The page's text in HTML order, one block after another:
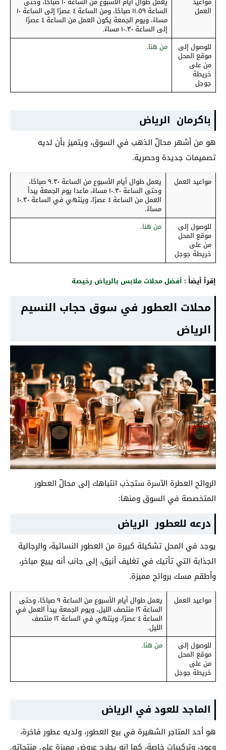
العمل الساعة ١١.٥٩ صباحًا، ومن الساعة ٤ عصرًا إلى الساعة ١٠
مساءً، ويوم الجمعة يكون العمل من الساعة ٤ عصرًا
إلى الساعة ١٠.٣٠ مساءً.
للوصول إلى
موقع المحل
من على
خريطة
جوجل
من هنا.
باكرمان الرياض
هو من أشهر محالّ الذهب في السوق، ويتميز بأن لديه
تصميمات جديدة وحصرية.
مواعيد العمل يعمل طوال أيام الأسبوع من الساعة ٩.٣٠ صباحًا،
وحتى الساعة ١٠.٣٠ مساءً، ماعدا يوم الجمعة يبدأ
العمل من الساعة ٤ عصرًا، وينتهي في الساعة ١٠.٣٠
مساءً.
للوصول إلى
موقع المحل
من على
خريطة جوجل
من هنا.
إقرأ أيضاً : أفضل محلات ملابس بالرياض رخيصة
محلات العطور في سوق حجاب النسيم
الرياض
الروائح العطرة الآسرة ستجذب انتباهك إلى محالّ العطور
المتخصصة في السوق ومنها:
درعه للعطور الرياض
يوجد في المحل تشكيلة كبيرة من العطور النسائية، والرجالية
الجذابة التي تأتيك في تغليف أنيق، إلى جانب أنه يبيع مباخر،
وأطقم مسك بروائح مميزة.
مواعيد العمل يعمل طوال أيام الأسبوع من الساعة ٩ صباحًا، وحتى
الساعة ١٢ منتصف الليل، ويوم الجمعة يبدأ العمل في
الساعة ٤ عصرًا، وينتهي في الساعة ١٢ منتصف
الليل.
للوصول إلى
موقع المحل
من على
خريطة جوجل
من هنا.
الماجد للعود في الرياض
هو أحد المتاجر الشهيرة في بيع العطور، ولديه عطور فاخرة،
وعود، وتركيبات خاصة، كما إنه يطرح عروض مميزة على منتجاته.